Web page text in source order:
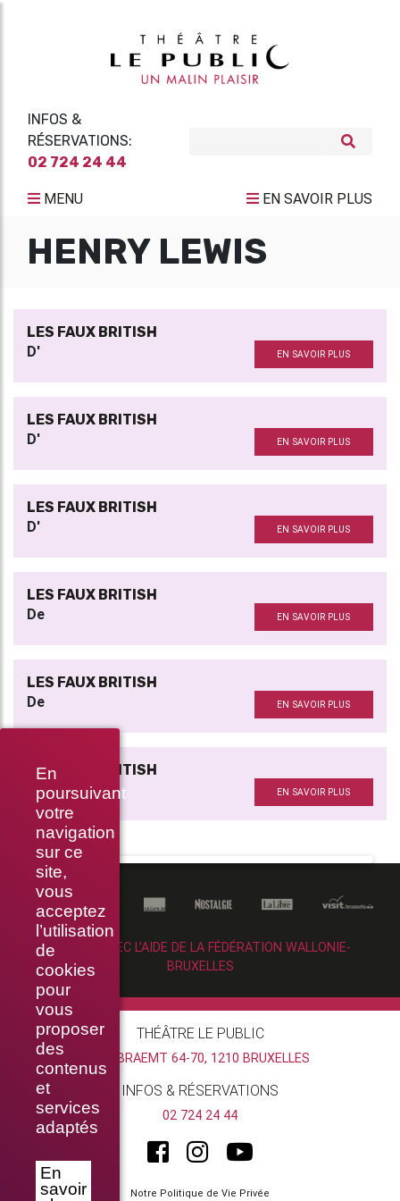
En
poursuivant
votre
navigation
sur ce
site,
vous
acceptez
l’utilisation
de
cookies
pour
vous
proposer
des
contenus
et
services
adaptés
En
savoir
INFOS &
RÉSERVATIONS:
02 724 24 44
MENU EN SAVOIR PLUS
HENRY LEWIS
LES FAUX BRITISH
D' EN SAVOIR PLUS
LES FAUX BRITISH
D' EN SAVOIR PLUS
LES FAUX BRITISH
D' EN SAVOIR PLUS
LES FAUX BRITISH
De EN SAVOIR PLUS
LES FAUX BRITISH
De EN SAVOIR PLUS
LES FAUX BRITISH
De EN SAVOIR PLUS
RÉALISÉ AVEC L’AIDE DE LA FÉDÉRATION WALLONIE-
BRUXELLES
THÉÂTRE LE PUBLIC
RUE BRAEMT 64-70, 1210 BRUXELLES
INFOS & RÉSERVATIONS
02 724 24 44
Notre Politique de Vie Privée